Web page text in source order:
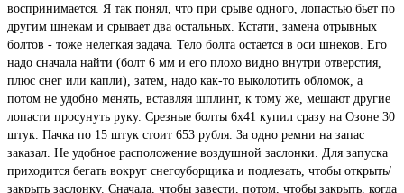
воспринимается. Я так понял, что при срыве одного, лопастью бьет по
другим шнекам и срывает два остальных. Кстати, замена отрывных
болтов - тоже нелегкая задача. Тело болта остается в оси шнеков. Его
надо сначала найти (болт 6 мм и его плохо видно внутри отверстия,
плюс снег или капли), затем, надо как-то выколотить обломок, а
потом не удобно менять, вставляя шплинт, к тому же, мешают другие
лопасти просунуть руку. Срезные болты 6х41 купил сразу на Озоне 30
штук. Пачка по 15 штук стоит 653 рубля. За одно ремни на запас
заказал. Не удобное расположение воздушной заслонки. Для запуска
приходится бегать вокруг снегоуборщика и подлезать, чтобы открыть/
закрыть заслонку. Сначала, чтобы завести, потом, чтобы закрыть, когда